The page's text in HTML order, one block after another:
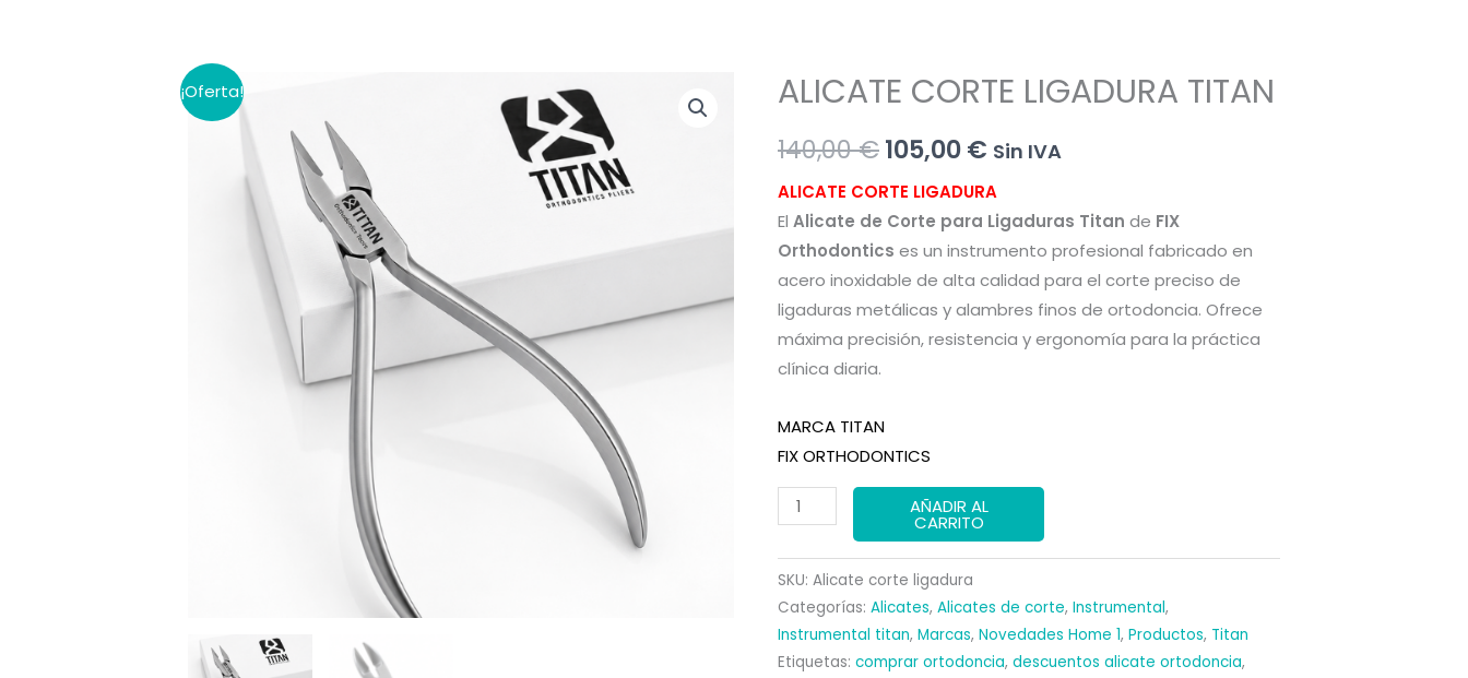
¡Oferta! ALICATE CORTE LIGADURA TITAN
140,00€El
precio
original
era:
140,00 €.
105,00€ El
precio
actual
es:
105,00 €.
Sin IVA
ALICATE CORTE LIGADURA
El Alicate de Corte para Ligaduras Titan de FIX
Orthodontics es un instrumento profesional fabricado en
acero inoxidable de alta calidad para el corte preciso de
ligaduras metálicas y alambres finos de ortodoncia. Ofrece
máxima precisión, resistencia y ergonomía para la práctica
clínica diaria.
MARCA TITAN
FIX ORTHODONTICS
ALICATE
CORTE
LIGADURA
TITAN
cantidad
AÑADIR AL
CARRITO
SKU: Alicate corte ligadura
Categorías: Alicates, Alicates de corte, Instrumental,
Instrumental titan, Marcas, Novedades Home 1, Productos, Titan
Etiquetas: comprar ortodoncia, descuentos alicate ortodoncia,